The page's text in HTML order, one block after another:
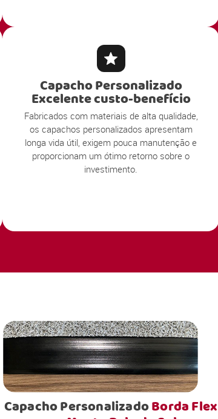
Capacho Personalizado
Excelente custo-benefício
Fabricados com materiais de alta qualidade,
os capachos personalizados apresentam
longa vida útil, exigem pouca manutenção e
proporcionam um ótimo retorno sobre o
investimento.
Capacho PersonalizadoBorda Flex